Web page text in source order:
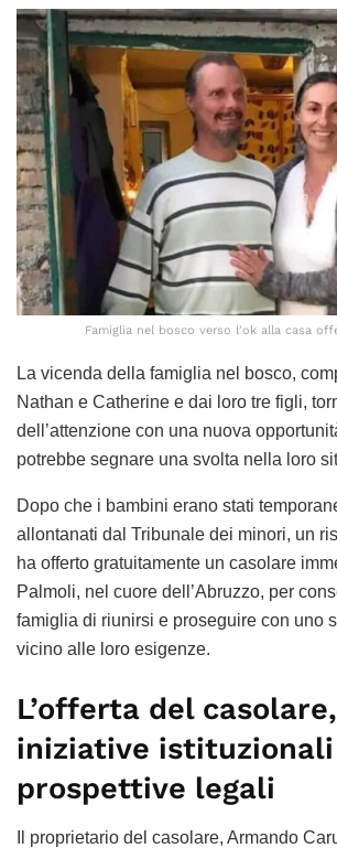
Famiglia nel bosco verso l'ok alla casa
La vicenda della famiglia nel bosco,
Nathan e Catherine e dai loro tre figli,
dell’attenzione con una nuova
potrebbe segnare una svolta nella loro
Dopo che i bambini erano stati
allontanati dal Tribunale dei minori, un
ha offerto gratuitamente un casolare
Palmoli, nel cuore dell’Abruzzo, per
famiglia di riunirsi e proseguire con uno
vicino alle loro esigenze.
L’offerta del
iniziative
prospettive legali
Il proprietario del casolare, Armando